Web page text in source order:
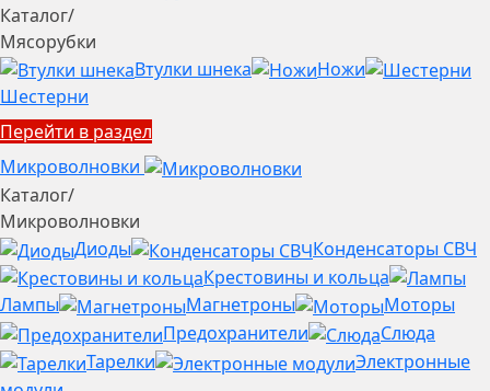
Каталог/
Мясорубки
Втулки шнека
Ножи
Шестерни
Перейти в раздел
Микроволновки
Каталог/
Микроволновки
Диоды
Конденсаторы СВЧ
Крестовины и кольца
Лампы
Магнетроны
Моторы
Предохранители
Слюда
Тарелки
Электронные